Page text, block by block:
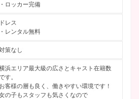
・ロッカー完備
ドレス
・レンタル無料
策なし
浜エリア最大級の広さとキャスト在籍数
す。
お客様の層も良く、働きやすい環境です！
の子もスタッフも気さくなので